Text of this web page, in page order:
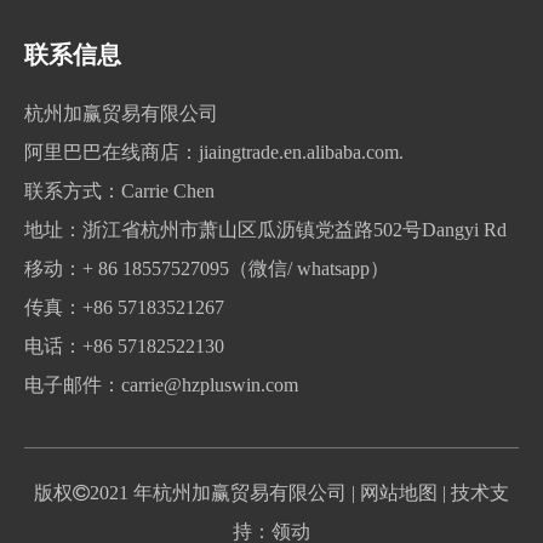
联系信息
杭州加赢贸易有限公司
阿里巴巴在线商店： jiaingtrade.en.alibaba.com.
联系方式：Carrie Chen
地址：浙江省杭州市萧山区瓜沥镇党益路502号Dangyi Rd
移动：+ 86 18557527095（微信/ whatsapp）
传真：+86 57183521267
电话：+86 57182522130
电子邮件： carrie@hzpluswin.com
版权2021 年杭州加赢贸易有限公司 | 网站地图 | 技术支
持：领动